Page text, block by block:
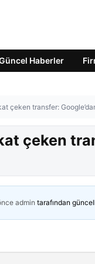
Haberler
çeken transfer:
çeken
admin tarafından